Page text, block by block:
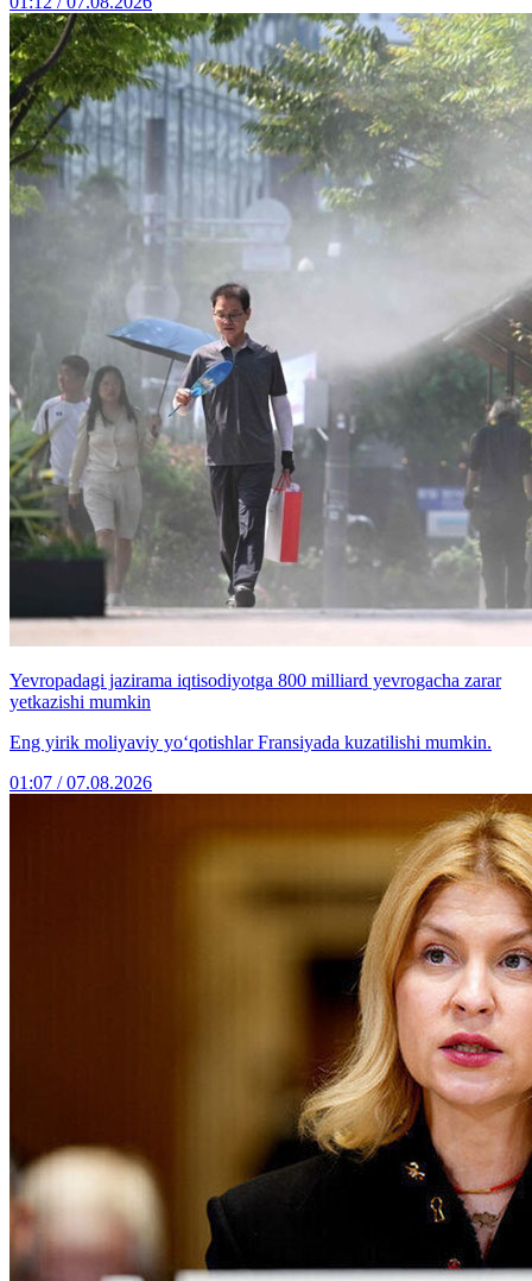
Yevropadagi jazirama iqtisodiyotga 800 milliard yevrogacha zarar
yetkazishi mumkin
Eng yirik moliyaviy yo‘qotishlar Fransiyada kuzatilishi mumkin.
01:07 / 07.08.2026